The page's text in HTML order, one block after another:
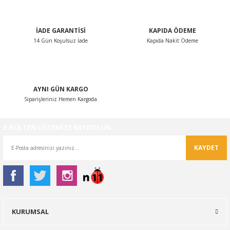
İADE GARANTİSİ
14 Gün Koşulsuz İade
KAPIDA ÖDEME
Kapıda Nakit Ödeme
AYNI GÜN KARGO
Siparişleriniz Hemen Kargoda
KAYDET
KURUMSAL